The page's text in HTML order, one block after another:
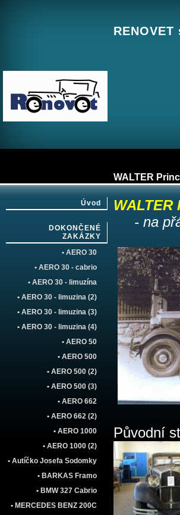
WALTER Princ
Úvod
DOKONČENÉ
ZAKÁZKY
• AERO 30
• AERO 30 - cabrio
• AERO 30 - limuzína
• AERO 30 - limuzina (2)
• AERO 30 - limuzina (3)
• AERO 30 - limuzina (4)
• AERO 50
• AERO 500
• AERO 500 (2)
• AERO 500 (3)
• AERO 662
• AERO 662 (2)
• AERO 1000
• AERO 1000 (2)
• Autíčko Josefa Sodomky
• BARKAS Framo
• BMW 327 Cabrio
• MERCEDES BENZ 200C
WALTER
- na
Původní